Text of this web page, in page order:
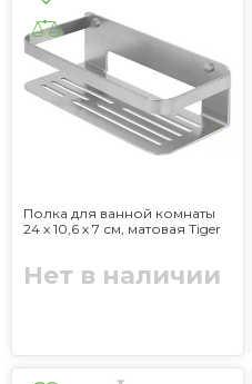
Полка для ванной комнаты
24 х 10,6 х 7 см, матовая Tiger
Нет в наличии